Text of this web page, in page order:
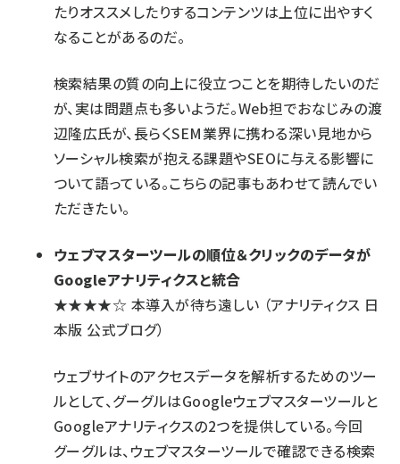
たりオススメしたりするコンテンツは上位に出やすく
なることがあるのだ。
検索結果の質の向上に役立つことを期待したいのだ
が、実は問題点も多いようだ。Web担でおなじみの渡
辺隆広氏が、長らくSEM業界に携わる深い見地から
ソーシャル検索が抱える課題やSEOに与える影響に
ついて語っている。こちらの記事もあわせて読んでい
ただきたい。
ウェブマスターツールの順位＆クリックのデータが
Googleアナリティクスと統合
★★★★☆ 本導入が待ち遠しい （アナリティクス 日
本版 公式ブログ）
ウェブサイトのアクセスデータを解析するためのツー
ルとして、グーグルはGoogleウェブマスターツールと
Googleアナリティクスの2つを提供している。今回
グーグルは、ウェブマスターツールで確認できる検索